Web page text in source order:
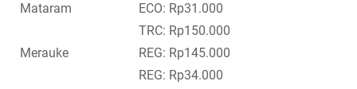
Mataram
ECO: Rp31.000
TRC: Rp150.000
Merauke
REG: Rp145.000
REG: Rp34.000